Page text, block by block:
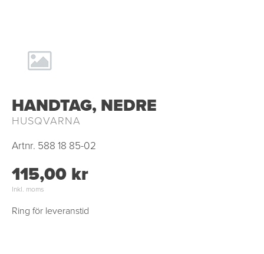
HANDTAG, NEDRE
HUSQVARNA
Artnr. 588 18 85-02
115,00 kr
Inkl. moms
Ring för leveranstid